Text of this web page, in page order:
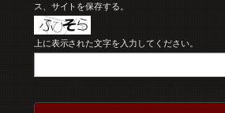
ス、サイトを保存する。
上に表示された文字を入力してください。